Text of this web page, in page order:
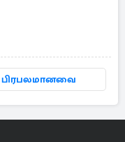
பிரபலமானவை